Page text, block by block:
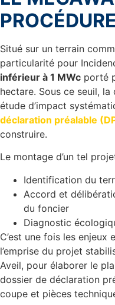
Situé sur un terrain
particularité pour
inférieur à 1 MWc porté
hectare. Sous ce seuil, la
étude d’impact
déclaration préalable
construire.
Le montage d’un tel
Identification du
Accord et
du foncier
Diagnostic
C’est une fois les
l’emprise du projet
Aveil, pour élaborer le
dossier de déclaration
coupe et pièces